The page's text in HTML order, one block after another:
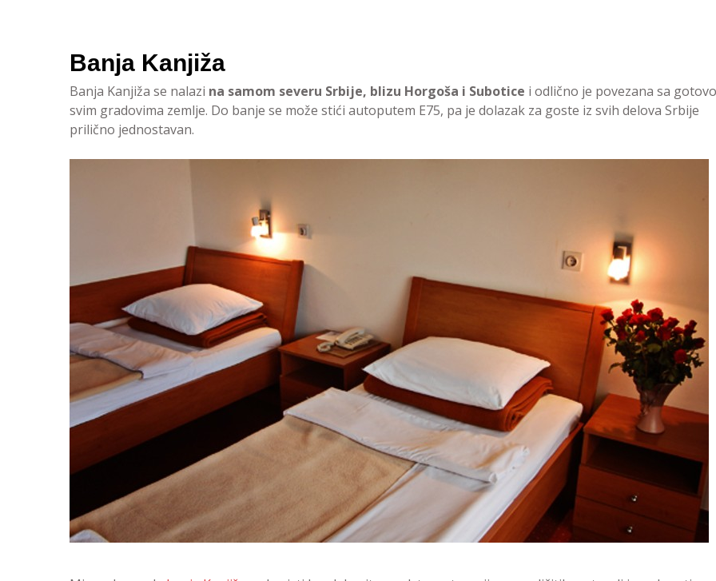
Banja Kanjiža
Banja Kanjiža se nalazi na samom severu Srbije, blizu Horgoša i Subotice i odlično je povezana sa gotovo
svim gradovima zemlje. Do banje se može stići autoputem E75, pa je dolazak za goste iz svih delova Srbije
prilično jednostavan.